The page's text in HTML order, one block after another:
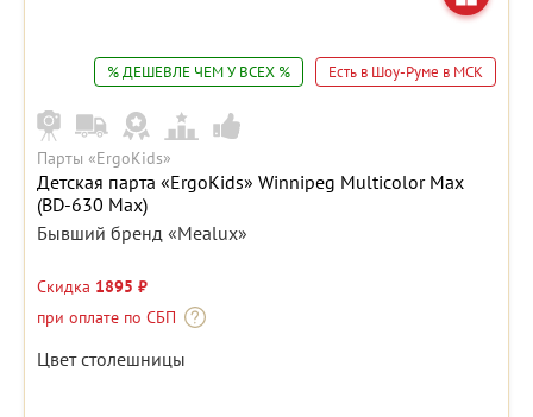
% ДЕШЕВЛЕ ЧЕМ У ВСЕХ % Есть в Шоу-Руме в МСК
Парты «ErgoKids»
Детская парта «ErgoKids» Winnipeg Multicolor Max
(BD-630 Max)
Бывший бренд «Mealux»
Скидка 1895 ₽
при оплате по СБП
Цвет столешницы